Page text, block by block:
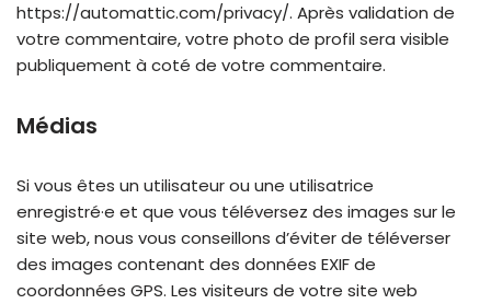
https://automattic.com/privacy/. Après validation de
votre commentaire, votre photo de profil sera visible
publiquement à coté de votre commentaire.
Médias
Si vous êtes un utilisateur ou une utilisatrice
enregistré·e et que vous téléversez des images sur le
site web, nous vous conseillons d’éviter de téléverser
des images contenant des données EXIF de
coordonnées GPS. Les visiteurs de votre site web